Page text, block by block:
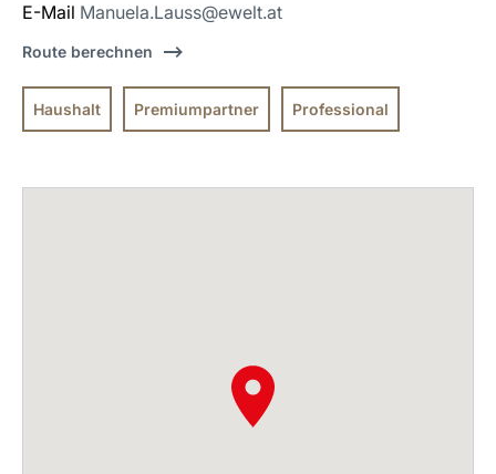
E-Mail Manuela.Lauss@ewelt.at
Route berechnen
Haushalt Premiumpartner Professional